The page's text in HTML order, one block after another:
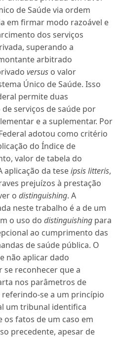
de Saúde via ordem
em firmar modo razoável e
dos serviços
superando a
arbitrado
versus o valor
Único de Saúde. Isso
permite duas
serviços de saúde por
e a suplementar. Por
adotou como critério
do Índice de
valor de tabela do
aplicação da teseipsis litteris,
prejuízos à prestação
o distinguishing. A
neste trabalho é a de um
o uso do distinguishing para
ao cumprimento das
de saúde pública. O
não aplicar dado
reconhecer que a
nos parâmetros de
se a um princípio
um tribunal identifica
fatos de um caso em
precedente, apesar de